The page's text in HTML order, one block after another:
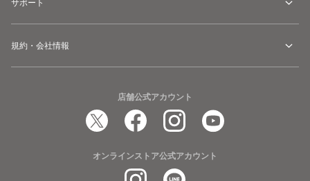
サポート
規約・会社情報
店舗公式アカウント
オンラインストア公式アカウント